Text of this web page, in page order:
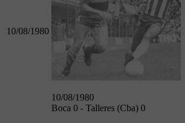
10/08/1980
10/08/1980
Boca 0 - Talleres (Cba) 0